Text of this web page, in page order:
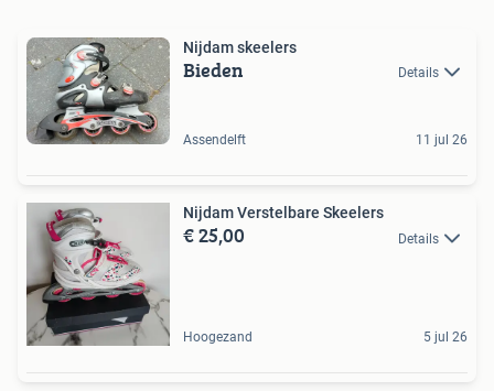
Nijdam skeelers
Bieden Details
Assendelft 11 jul 26
Nijdam Verstelbare Skeelers
€ 25,00 Details
Hoogezand 5 jul 26